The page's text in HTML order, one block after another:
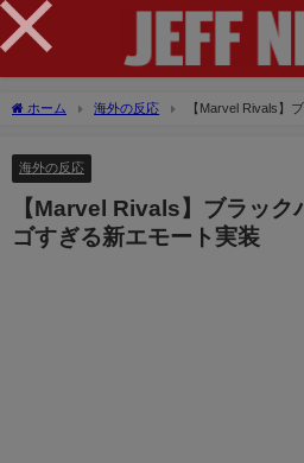
ホーム 海外の反応
【Marvel Rivals】
海外の反応
【Marvel Rivals】ブラック
ゴすぎる新エモート実装
×